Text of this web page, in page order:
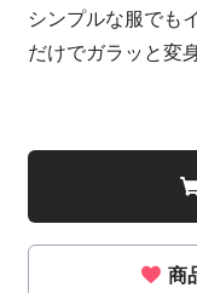
シンプルな服でも
だけでガラッと変
商